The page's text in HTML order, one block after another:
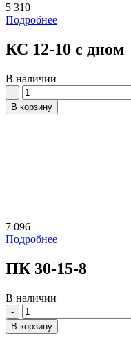
5 310
Подробнее
КС 12-10 с дном
В наличии
Количество
В корзину
7 096
Подробнее
ПК 30-15-8
В наличии
Количество
В корзину